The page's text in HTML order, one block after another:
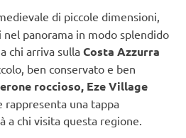
di piccole dimensioni,
panorama in modo splendido
chi arriva sulla Costa Azzurra
ben conservato e ben
roccioso, Eze Village
rappresenta una tappa
a chi visita questa regione.